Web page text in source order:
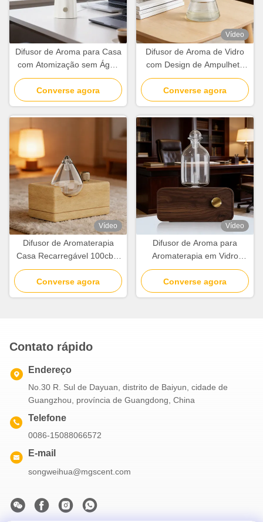
Difusor de Aroma para Casa
com Atomização sem Água
Difusor de Aroma Moderno
Minimalista
Converse agora
Vídeo
Difusor de Aroma de Vidro
com Design de Ampulheta
para Casa Difusor de
Fragrância Branco para
Escritório
Converse agora
Vídeo
Difusor de Aromaterapia
Casa Recarregável 100cbm
Cobertura Com Controle de
Iluminação Independente
Converse agora
Vídeo
Difusor de Aroma para
Aromaterapia em Vidro
Soprado à Mão com
Preservação de Grão de
Madeira Natural
Converse agora
Contato rápido
Endereço
No.30 R. Sul de Dayuan, distrito de Baiyun, cidade de
Guangzhou, província de Guangdong, China
Telefone
0086-15088066572
E-mail
songweihua@mgscent.com